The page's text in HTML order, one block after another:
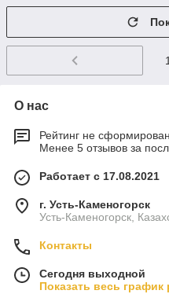
1
О нас
Рейтинг не сформирован
Менее 5 отзывов за
Работает с 17.08.2021
г. Усть-Каменогорск
Усть-Каменогорск,
Контакты
Сегодня выходной
Показать весь график